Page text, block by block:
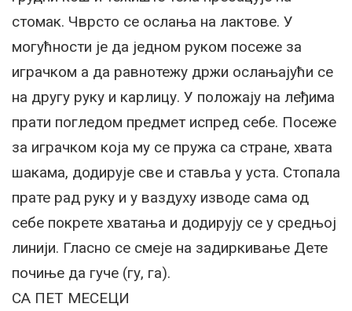
стомак. Чврсто се ослања на лактове. У
могућности је да једном руком посеже за
играчком а да равнотежу држи ослањајући се
на другу руку и карлицу. У положају на леђима
прати погледом предмет испред себе. Посеже
за играчком која му се пружа са стране, хвата
шакама, додирује све и ставља у уста. Стопала
прате рад руку и у ваздуху изводе сама од
себе покрете хватања и додирују се у средњој
линији. Гласно се смеје на задиркивање Дете
почиње да гуче (гу, га).
СА ПЕТ МЕСЕЦИ